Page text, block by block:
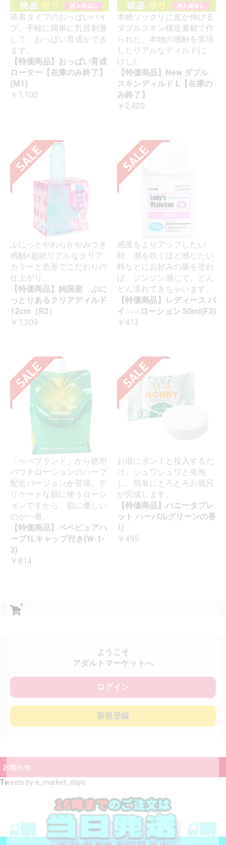
0
ようこそ
アダルトマーケットへ
ログイン
新規登録
お知らせ
Tweets by a_market_dayo
装着タイプのおっぱいバイ
ブ。手軽に簡単に乳首刺激
して、おっぱい育成ができ
ます。
【特価商品】おっぱい育成
ローター【在庫のみ終了】
(M1)
￥1,100
本物ソックリに皮が伸びる
ダブルスキン構造素材で作
られた、本物の感触を実現
したリアルなディルド(こ
けし)。
【特価商品】New ダブル
スキンディルド L【在庫の
み終了】
￥2,420
ぷにっとやわらかやみつき
感触×超絶リアルなクリア
カラーと造形でこだわりの
仕上がり。
【特価商品】純国産 ぷに
っとりあるクリアディルド
12cm（R2）
￥1,309
感度をよりアップしたい
時、潮を吹くほど感じたい
時などにお好みの量を塗れ
ば、ジンジン感じて、どん
どん濡れてきちゃいます。
【特価商品】レディース バ
イ○○○ローション 50ml(F3)
￥413
「ぺぺブランド」から徳用
パウチローションのハーブ
配合バージョンが登場。デ
リケートな肌に使うローシ
ョンですから、肌に優しい
のが一番。
【特価商品】ペペピュアハ
ーブ1Lキャップ付き(W-1-
3)
￥814
お湯にポン！と投入するだ
け。シュワシュワと発泡
し、簡単にとろとろお風呂
が完成します。
【特価商品】ハニータブレ
ット ハーバルグリーンの香
り
￥495